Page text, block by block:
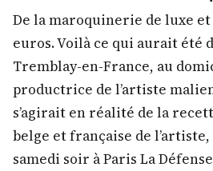
De la maroquinerie de luxe et
euros. Voilà ce qui aurait été
Tremblay-en-France, au
productrice de l’artiste
s’agirait en réalité de la
belge et française de
samedi soir à Paris La